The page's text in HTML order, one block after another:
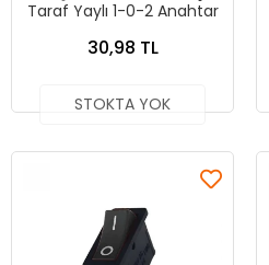
Taraf Yaylı 1-0-2 Anahtar
30,98 TL
STOKTA YOK